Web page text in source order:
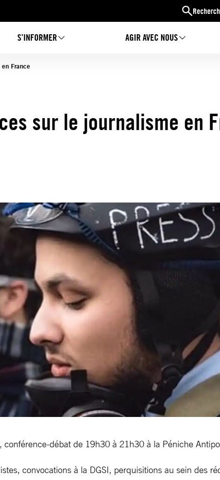
S’INFORMER AGIR AVEC NOUS
France
sur le journalisme en
conférence-débat de 19h30 à 21h30 à la Péniche
convocations à la DGSI, perquisitions au sein des